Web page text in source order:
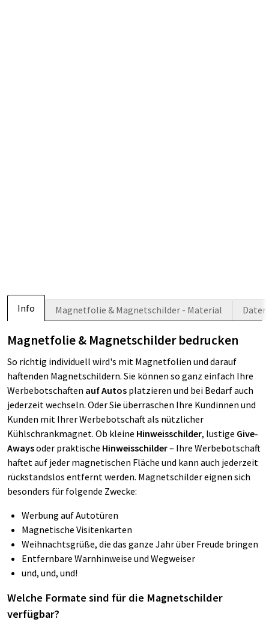
Info Magnetfolie & Magnetschilder - Material
Magnetfolie & Magnetschilder bedrucken
So richtig individuell wird's mit Magnetfolien und darauf
haftenden Magnetschildern. Sie können so ganz einfach Ihre
Werbebotschaften auf Autos platzieren und bei Bedarf auch
jederzeit wechseln. Oder Sie überraschen Ihre Kundinnen und
Kunden mit Ihrer Werbebotschaft als nützlicher
Kühlschrankmagnet. Ob kleine Hinweisschilder, lustige Give-
Awaysoder praktische Hinweisschilder– Ihre Werbebotschaft
haftet auf jeder magnetischen Fläche und kann auch jederzeit
rückstandslos entfernt werden. Magnetschilder eignen sich
besonders für folgende Zwecke:
Werbung auf Autotüren
Magnetische Visitenkarten
Weihnachtsgrüße, die das ganze Jahr über Freude bringen
Entfernbare Warnhinweise und Wegweiser
und, und, und!
Welche Formate sind für die Magnetschilder
verfügbar?